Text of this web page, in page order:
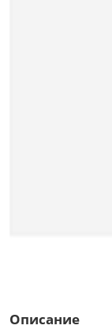
Описание